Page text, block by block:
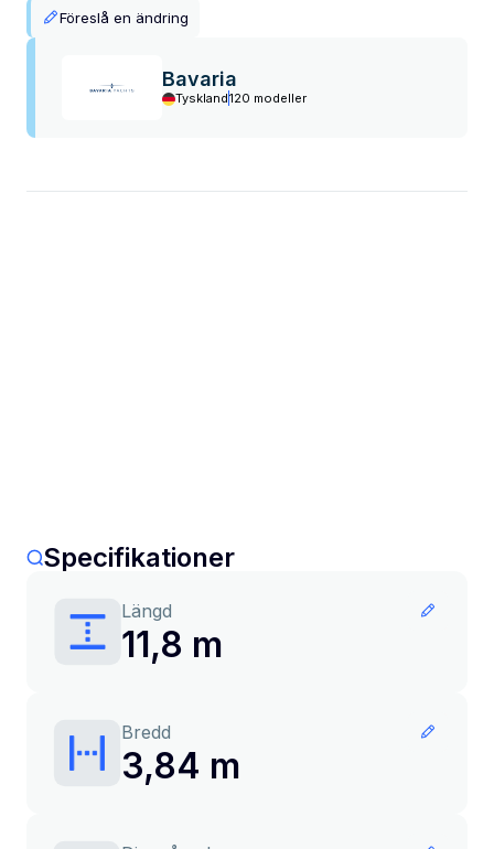
Föreslå en ändring
Bavaria
Tyskland120 modeller
Specifikationer
Längd
11,8 m
Bredd
3,84 m